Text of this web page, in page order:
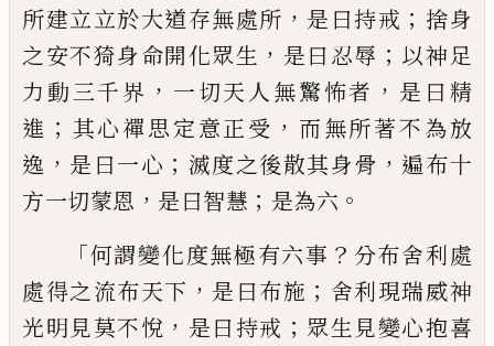
所建立立於大道存無處所 ， 是曰持戒 ； 捨身
之安不猗身命開化眾生 ， 是曰忍辱 ； 以神足
力動三千界 ， 一切天人無驚怖者 ， 是曰精
進 ； 其心禪思定意正受 ， 而無所著不為放
逸 ， 是曰一心 ； 滅度之後散其身骨 ， 遍布十
方一切蒙恩 ， 是曰智慧 ； 是為六 。
「何謂變化度無極有六事 ？ 分布舍利處
處得之流布天下 ， 是曰布施 ； 舍利現瑞威神
光明 見莫不悅 ， 是曰持戒 ； 眾生見變心抱喜